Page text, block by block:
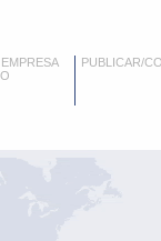
PUBLICAR/